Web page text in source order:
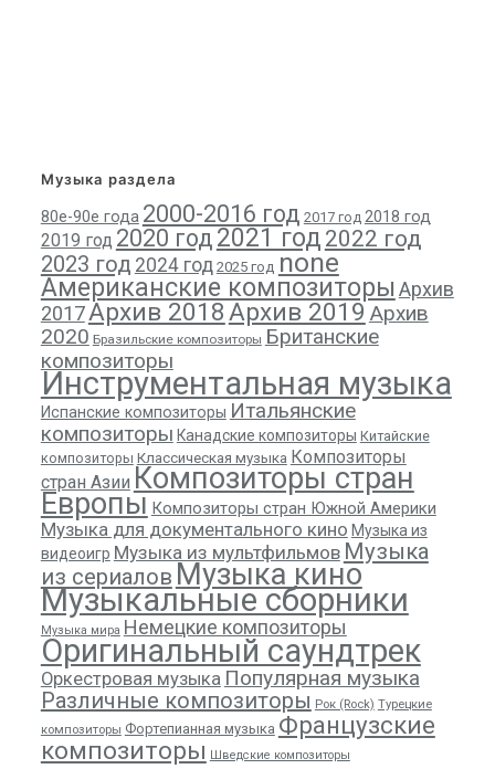
Музыка раздела
80е-90е года 2000-2016 год 2017 год 2018 год
2019 год 2020 год 2021 год 2022 год
2023 год 2024 год 2025 год none
Американские композиторы Архив
2017Архив 2018Архив 2019 Архив
2020 Бразильские композиторы Британские
композиторы
Инструментальная музыка
Испанские композиторы Итальянские
композиторы Канадские композиторы Китайские
композиторы Классическая музыка Композиторы
стран Азии Композиторы стран
Европы Композиторы стран Южной Америки
Музыка для документального кино Музыка из
видеоигр Музыка из мультфильмов Музыка
из сериалов Музыка кино
Музыкальные сборники
Музыка мира Немецкие композиторы
Оригинальный саундтрек
Оркестровая музыка Популярная музыка
Различные композиторы Рок (Rock) Турецкие
композиторы Фортепианная музыка Французские
композиторы Шведские композиторы